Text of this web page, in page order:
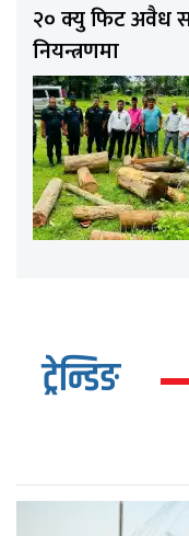
२० क्यु फिट अवैध
नियन्त्रणमा
ट्रेन्डिङ